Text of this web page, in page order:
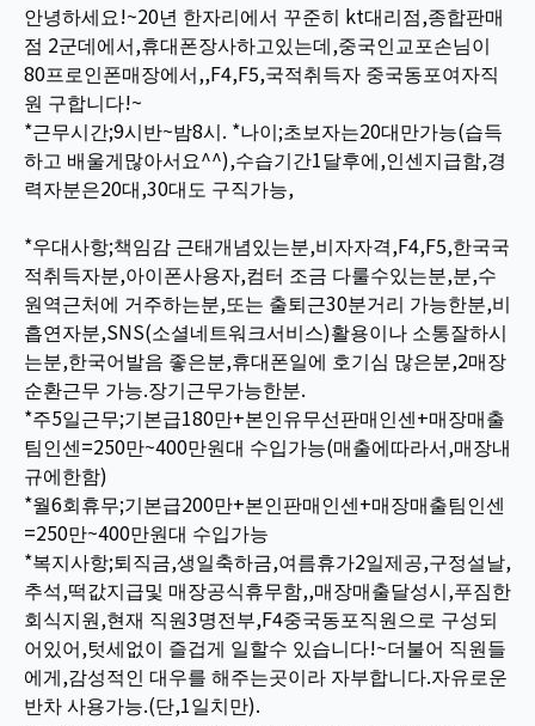
안녕하세요!~20년 한자리에서 꾸준히 kt대리점,종합판매
점 2군데에서,휴대폰장사하고있는데,중국인교포손님이
80프로인폰매장에서,,F4,F5,국적취득자 중국동포여자직
원 구합니다!~
*근무시간;9시반~밤8시. *나이;초보자는20대만가능(습득
하고 배울게많아서요^^),수습기간1달후에,인센지급함,경
력자분은20대,30대도 구직가능,
*우대사항;책임감 근태개념있는분,비자자격,F4,F5,한국국
적취득자분,아이폰사용자,컴터 조금 다룰수있는분,분,수
원역근처에 거주하는분,또는 출퇴근30분거리 가능한분,비
흡연자분,SNS(소셜네트워크서비스)활용이나 소통잘하시
는분,한국어발음 좋은분,휴대폰일에 호기심 많은분,2매장
순환근무 가능.장기근무가능한분.
*주5일근무;기본급180만+본인유무선판매인센+매장매출
팀인센=250만~400만원대 수입가능(매출에따라서,매장내
규에한함)
*월6회휴무;기본급200만+본인판매인센+매장매출팀인센
=250만~400만원대 수입가능
*복지사항;퇴직금,생일축하금,여름휴가2일제공,구정설날,
추석,떡값지급및 매장공식휴무함,,매장매출달성시,푸짐한
회식지원,현재 직원3명전부,F4중국동포직원으로 구성되
어있어,텃세없이 즐겁게 일할수 있습니다!~더불어 직원들
에게,감성적인 대우를 해주는곳이라 자부합니다.자유로운
반차 사용가능.(단,1일치만).